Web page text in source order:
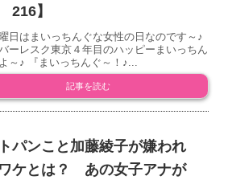
】
日はまいっちんぐな女性の日なのです～♪
ーレスク東京４年目のハッピーまいっちん
～♪ 『まいっちんぐ～！♪...
記事を読む
パンこと加藤綾子が嫌われ
ケとは？ あの女子アナが